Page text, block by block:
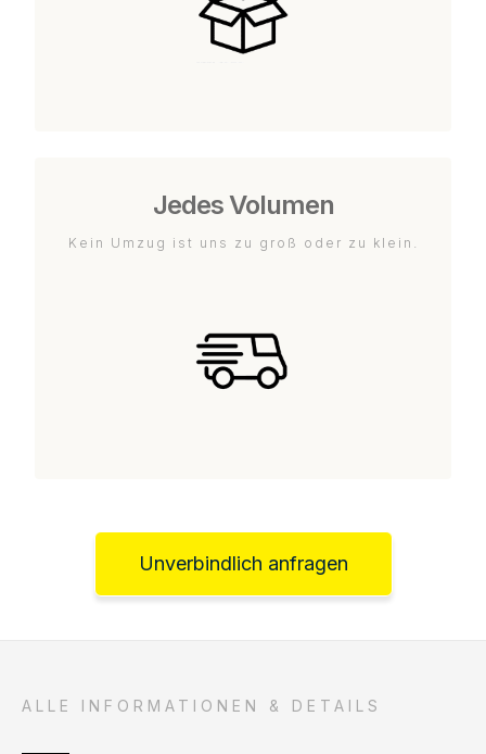
Jedes Volumen
Kein Umzug ist uns zu groß oder zu klein.
Unverbindlich anfragen
ALLE INFORMATIONEN & DETAILS